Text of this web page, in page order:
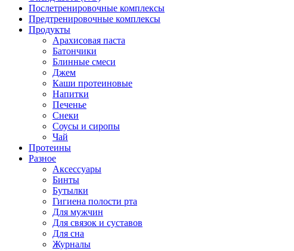
Послетренировочные комплексы
Предтренировочные комплексы
Продукты
Арахисовая паста
Батончики
Блинные смеси
Джем
Каши протеиновые
Напитки
Печенье
Снеки
Соусы и сиропы
Чай
Протеины
Разное
Аксессуары
Бинты
Бутылки
Гигиена полости рта
Для мужчин
Для связок и суставов
Для сна
Журналы